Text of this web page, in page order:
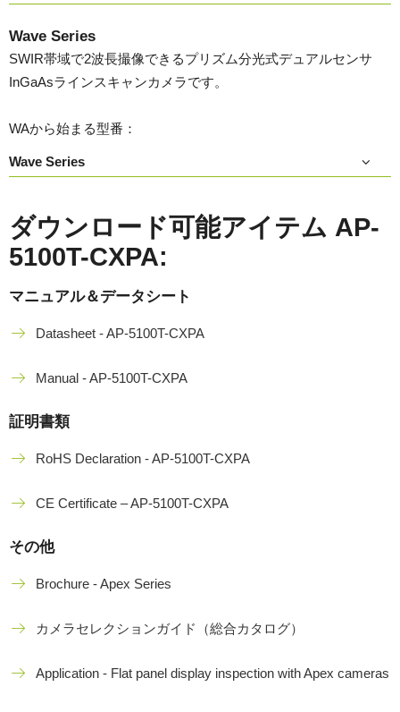
Wave Series
SWIR帯域で2波長撮像できるプリズム分光式デュアルセンサ
InGaAsラインスキャンカメラです。
WAから始まる型番：
Wave Series
ダウンロード可能アイテム AP-
5100T-CXPA:
マニュアル＆データシート
Datasheet - AP-5100T-CXPA
Manual - AP-5100T-CXPA
証明書類
RoHS Declaration - AP-5100T-CXPA
CE Certificate – AP-5100T-CXPA
その他
Brochure - Apex Series
カメラセレクションガイド（総合カタログ）
Application - Flat panel display inspection with Apex cameras